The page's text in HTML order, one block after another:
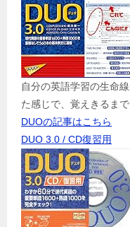
自分の英語学習の生命
た感じで、覚えきるま
DUOの記事はこちら
DUO 3.0 / CD復習用